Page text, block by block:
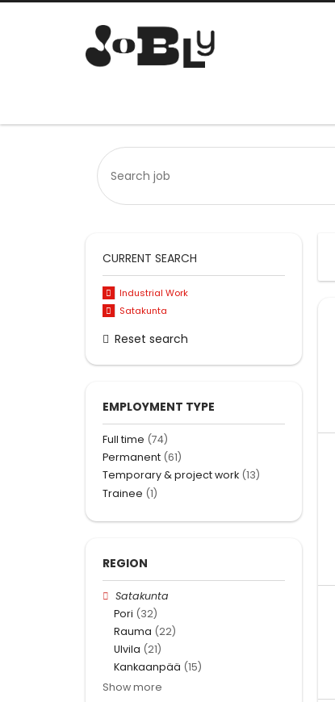
CURRENT SEARCH
Industrial Work
Satakunta
Reset search
EMPLOYMENT TYPE
Full time (74)
Permanent (61)
Temporary & project work (13)
Trainee (1)
REGION
Satakunta
Pori (32)
Rauma (22)
Ulvila (21)
Kankaanpää (15)
Show more